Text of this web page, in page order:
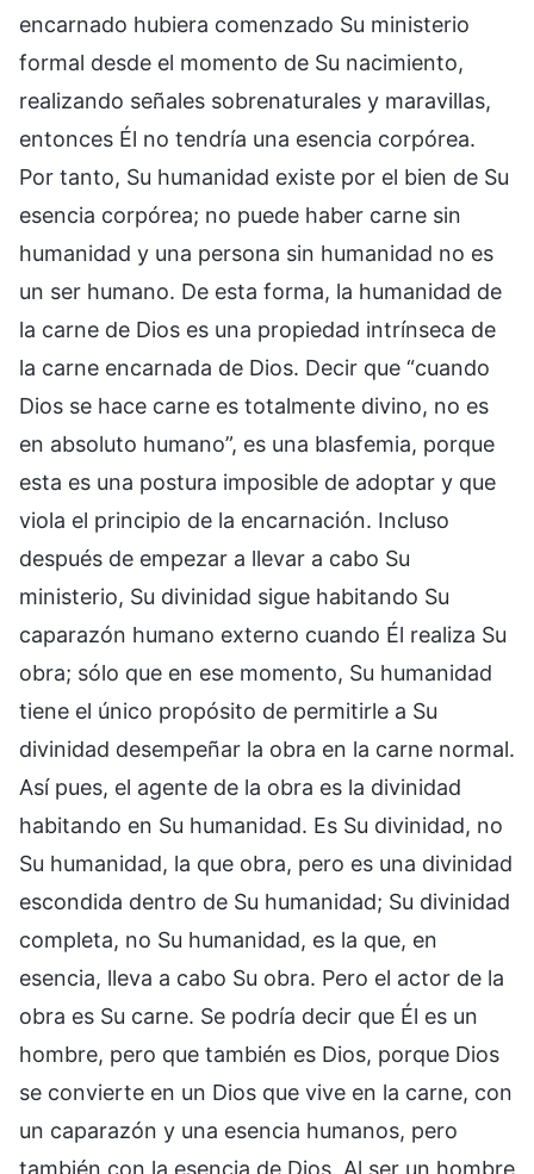
encarnado hubiera comenzado Su ministerio
formal desde el momento de Su nacimiento,
realizando señales sobrenaturales y maravillas,
entonces Él no tendría una esencia corpórea.
Por tanto, Su humanidad existe por el bien de Su
esencia corpórea; no puede haber carne sin
humanidad y una persona sin humanidad no es
un ser humano. De esta forma, la humanidad de
la carne de Dios es una propiedad intrínseca de
la carne encarnada de Dios. Decir que “cuando
Dios se hace carne es totalmente divino, no es
en absoluto humano”, es una blasfemia, porque
esta es una postura imposible de adoptar y que
viola el principio de la encarnación. Incluso
después de empezar a llevar a cabo Su
ministerio, Su divinidad sigue habitando Su
caparazón humano externo cuando Él realiza Su
obra; sólo que en ese momento, Su humanidad
tiene el único propósito de permitirle a Su
divinidad desempeñar la obra en la carne normal.
Así pues, el agente de la obra es la divinidad
habitando en Su humanidad. Es Su divinidad, no
Su humanidad, la que obra, pero es una divinidad
escondida dentro de Su humanidad; Su divinidad
completa, no Su humanidad, es la que, en
esencia, lleva a cabo Su obra. Pero el actor de la
obra es Su carne. Se podría decir que Él es un
hombre, pero que también es Dios, porque Dios
se convierte en un Dios que vive en la carne, con
un caparazón y una esencia humanos, pero
también con la esencia de Dios. Al ser un hombre